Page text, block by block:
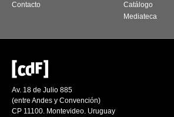
Contacto
Catálogo
Mediateca
Av. 18 de Julio 885
(entre Andes y Convención)
CP 11100. Montevideo. Uruguay